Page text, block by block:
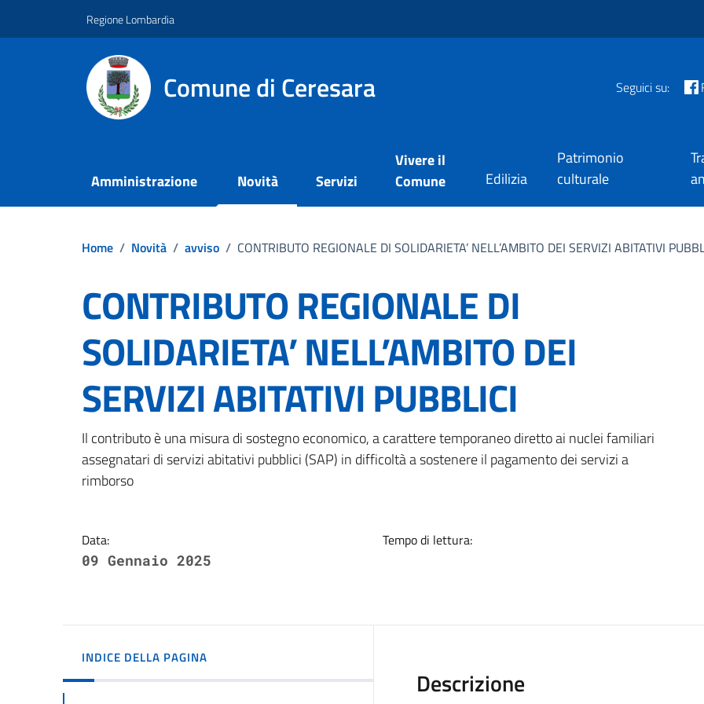
Regione Lombardia
Comune di Ceresara Seguici su:
Amministrazione Novità Servizi
Vivere il
Comune
Edilizia
Patrimonio
culturale
Home / Novità / avviso / CONTRIBUTO REGIONALE DI SOLIDARIETA’ NELL’AMBITO DEI SERVIZI ABITATIVI
CONTRIBUTO REGIONALE DI
SOLIDARIETA’ NELL’AMBITO DEI
SERVIZI ABITATIVI PUBBLICI
Dettagli della notizia
Il contributo è una misura di sostegno economico, a carattere temporaneo diretto ai nuclei familiari
assegnatari di servizi abitativi pubblici (SAP) in difficoltà a sostenere il pagamento dei servizi a
rimborso
Data:
09 Gennaio 2025
Tempo di lettura:
INDICE DELLA PAGINA
Descrizione